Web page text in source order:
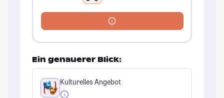
Ein genauerer Blick:
Kulturelles Angebot